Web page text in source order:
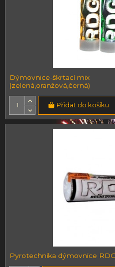
Dýmovnice-škrtací mix
(zelená,oranžová,černá)
Přidat do košíku
Pyrotechnika dýmovnice